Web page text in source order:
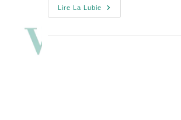
Lire La Lubie
Altered
Carbon